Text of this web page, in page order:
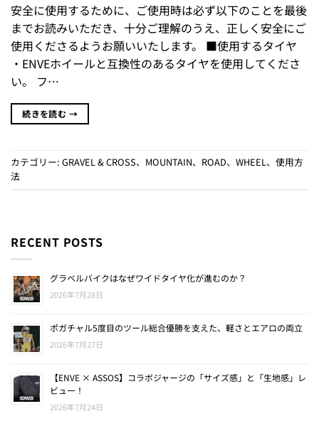
安全に使用するために、ご使用時は必ず以下のことを最後
までお読みいただき、十分ご理解のうえ、正しく安全にご
使用くださるようお願いいたします。 ■使用するタイヤ
・ENVEホイールと互換性のあるタイヤを使用してくださ
い。 フ…
続きを読む →
カテゴリー: GRAVEL & CROSS、 MOUNTAIN、 ROAD、 WHEEL、 使用方
法
RECENT POSTS
グラベルバイクはなぜワイドタイヤ化が進むのか？
2026年7月28日
ポガチャル5度目のツール総合優勝を支えた、軽さとエアロの両立
2026年7月27日
【ENVE × ASSOS】コラボジャージの「サイズ感」と「生地感」レ
ビュー！
2026年7月24日